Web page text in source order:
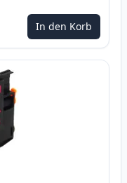
In den Korb